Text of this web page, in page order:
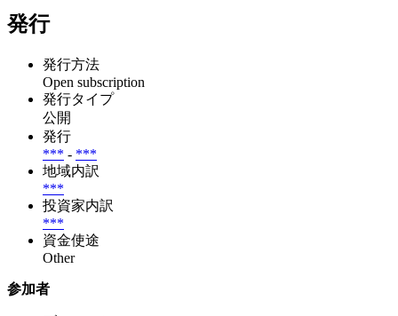
発行
発行方法
Open subscription
発行タイプ
公開
発行
*** - ***
地域内訳
***
投資家内訳
***
資金使途
Other
参加者